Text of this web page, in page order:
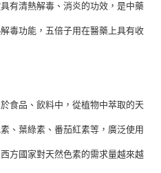
有清熱解毒、消炎的功效，是中藥
毒功能，五倍子用在醫藥上具有收
食品、飲料中，從植物中萃取的天
、葉綠素、番茄紅素等，廣泛使用
方國家對天然色素的需求量越來越